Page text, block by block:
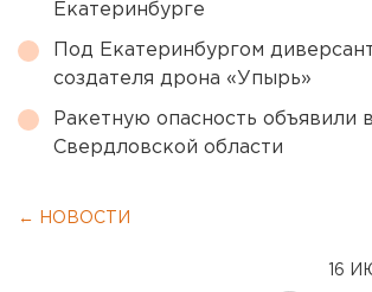
Екатеринбурге
Под Екатеринбургом
создателя дрона «Упырь»
Ракетную опасность объявили в
Свердловской области
← НОВОСТИ
16